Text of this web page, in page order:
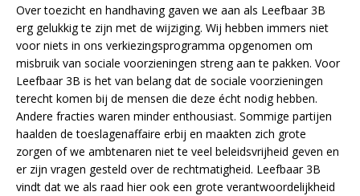
Over toezicht en handhaving gaven we aan als Leefbaar 3B
erg gelukkig te zijn met de wijziging. Wij hebben immers niet
voor niets in ons verkiezingsprogramma opgenomen om
misbruik van sociale voorzieningen streng aan te pakken. Voor
Leefbaar 3B is het van belang dat de sociale voorzieningen
terecht komen bij de mensen die deze écht nodig hebben.
Andere fracties waren minder enthousiast. Sommige partijen
haalden de toeslagenaffaire erbij en maakten zich grote
zorgen of we ambtenaren niet te veel beleidsvrijheid geven en
er zijn vragen gesteld over de rechtmatigheid. Leefbaar 3B
vindt dat we als raad hier ook een grote verantwoordelijkheid